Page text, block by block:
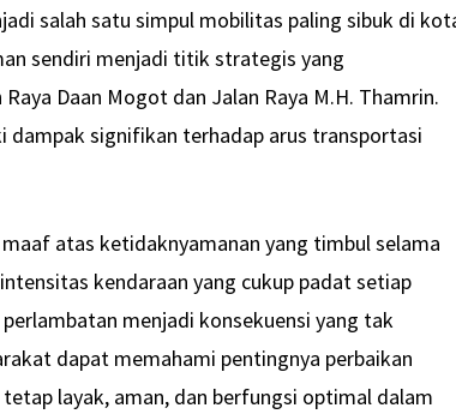
salah satu simpul mobilitas paling sibuk di
sendiri menjadi titik strategis yang
Daan Mogot dan Jalan Raya M.H. Thamrin.
signifikan terhadap arus transportasi
atas ketidaknyamanan yang timbul selama
kendaraan yang cukup padat setiap
menjadi konsekuensi yang tak
dapat memahami pentingnya perbaikan
layak, aman, dan berfungsi optimal dalam